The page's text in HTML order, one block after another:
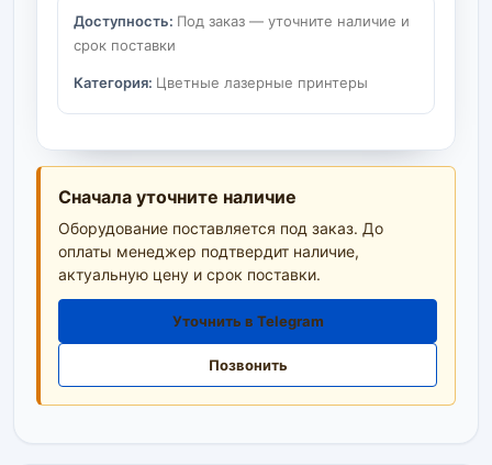
Доступность: Под заказ — уточните наличие и
срок поставки
Категория: Цветные лазерные принтеры
Сначала уточните наличие
Оборудование поставляется под заказ. До
оплаты менеджер подтвердит наличие,
актуальную цену и срок поставки.
Уточнить в Telegram
Позвонить